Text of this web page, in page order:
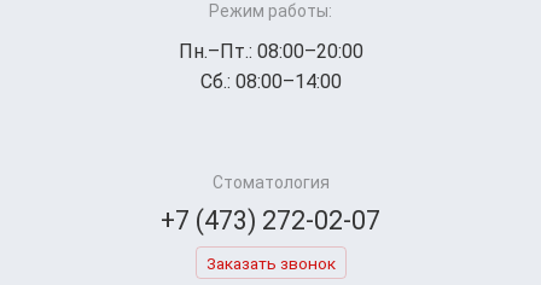
Режим работы:
Пн.–Пт.: 08:00–20:00
Сб.: 08:00–14:00
Стоматология
+7 (473) 272-02-07
Заказать звонок